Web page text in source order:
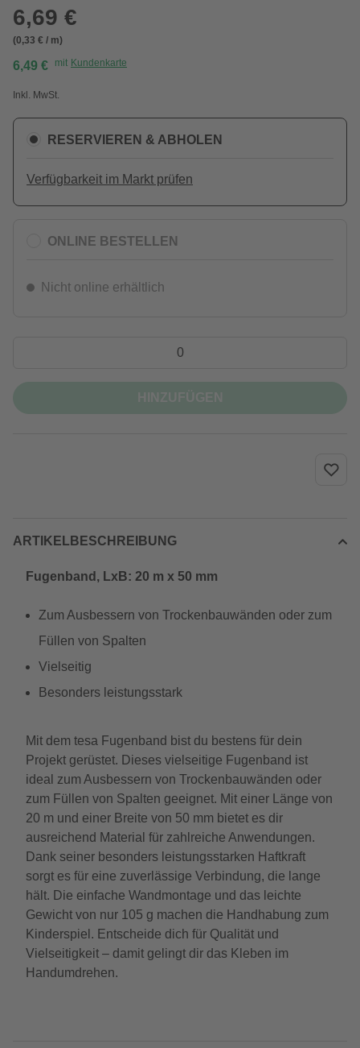
6,69 €
(0,33 € / m)
6,49 € mit Kundenkarte
Inkl. MwSt.
RESERVIEREN & ABHOLEN
Verfügbarkeit im Markt prüfen
ONLINE BESTELLEN
Nicht online erhältlich
ARTIKELBESCHREIBUNG
Fugenband, LxB: 20 m x 50 mm
Zum Ausbessern von Trockenbauwänden oder zum
Füllen von Spalten
Vielseitig
Besonders leistungsstark
Mit dem tesa Fugenband bist du bestens für dein
Projekt gerüstet. Dieses vielseitige Fugenband ist
ideal zum Ausbessern von Trockenbauwänden oder
zum Füllen von Spalten geeignet. Mit einer Länge von
20 m und einer Breite von 50 mm bietet es dir
ausreichend Material für zahlreiche Anwendungen.
Dank seiner besonders leistungsstarken Haftkraft
sorgt es für eine zuverlässige Verbindung, die lange
hält. Die einfache Wandmontage und das leichte
Gewicht von nur 105 g machen die Handhabung zum
Kinderspiel. Entscheide dich für Qualität und
Vielseitigkeit – damit gelingt dir das Kleben im
Handumdrehen.